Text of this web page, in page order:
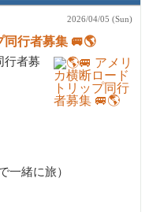
2026/04/05 (Sun)
同行者募集 🚐🌎
行者募
一緒に旅）